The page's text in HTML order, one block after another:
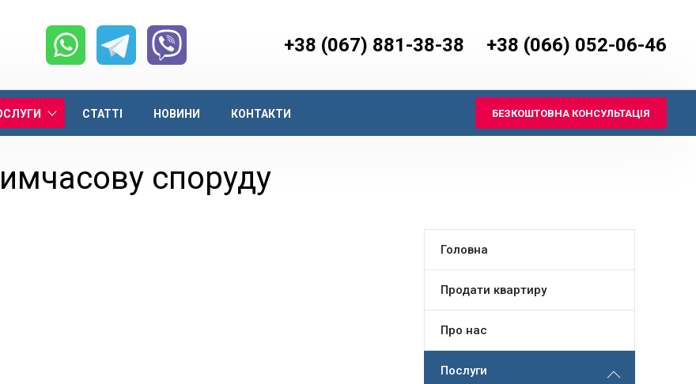
+38 (067) 881-38-38 +38 (066) 052-06-46
БЕЗКОШТОВНА КОНСУЛЬТАЦІЯ
СТАТТІ НОВИНИ КОНТАКТИ
споруду
Головна
Продати квартиру
Про нас
Послуги